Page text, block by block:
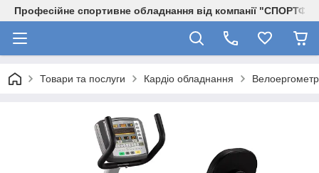
Професійне спортивне обладнання від компанії
Товари та послуги Кардіо обладнання